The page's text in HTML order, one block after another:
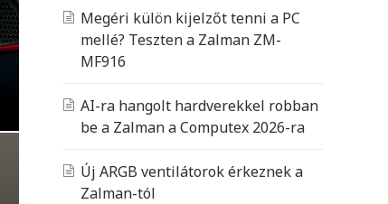
Megéri külön kijelzőt tenni a PC
mellé? Teszten a Zalman ZM-
MF916
AI-ra hangolt hardverekkel robban
be a Zalman a Computex 2026-ra
Új ARGB ventilátorok érkeznek a
Zalman-tól